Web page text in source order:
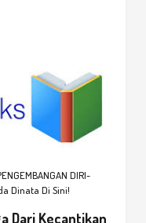
DIRI-
Dinata Di Sini!
Dari Kecantikan